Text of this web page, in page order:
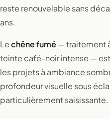
reste renouvelable sans
ans.
Lechêne fumé — traitement
teinte café-noir intense —
les projets à ambiance
profondeur visuelle sous
particulièrement saisissante.